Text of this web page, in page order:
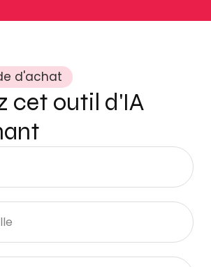
d'achat
cet outil d'IA